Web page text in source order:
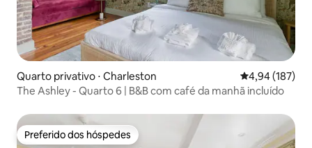
Quarto privativo ⋅ Charleston 4,94 de uma
4,94 (187)
The Ashley - Quarto 6 | B&B com café da manhã incluído
Preferido dos hóspedes
Preferido dos hóspedes